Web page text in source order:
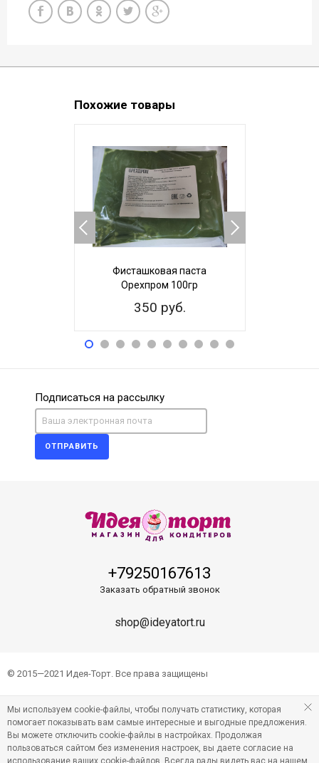
Похожие товары
Фисташковая паста
Орехпром 100гр
350 руб.
Подписаться на рассылку
ОТПРАВИТЬ
+79250167613
Заказать обратный звонок
shop@ideyatort.ru
© 2015—2021 Идея-Торт. Все права защищены
Мы используем cookie-файлы, чтобы получать статистику, которая
помогает показывать вам самые интересные и выгодные предложения.
Вы можете отключить cookie-файлы в настройках. Продолжая
пользоваться сайтом без изменения настроек, вы даете согласие на